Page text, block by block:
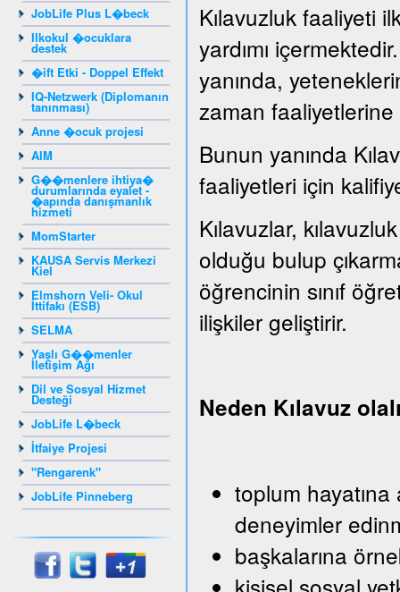
JobLife Plus L�beck
Ilkokul �ocuklara
destek
�ift Etki - Doppel Effekt
IQ-Netzwerk (Diplomanın
tanınması)
Anne �ocuk projesi
AIM
G��menlere ihtiya�
durumlarında eyalet -
�apında danışmanlık
hizmeti
MomStarter
KAUSA Servis Merkezi
Kiel
Elmshorn Veli- Okul
İttifakı (ESB)
SELMA
Yaşlı G��menler
İletişim Ağı
Dil ve Sosyal Hizmet
Desteği
JobLife L�beck
İtfaiye Projesi
"Rengarenk"
JobLife Pinneberg
Kılavuzluk faaliyeti
yardımı
yanında,
zaman faaliyetlerine
Bunun yanında
faaliyetleri için
Kılavuzlar,
olduğu bulup
öğrencinin sınıf
ilişkiler geliştirir.
Neden Kılavuz
toplum hayatına
deneyimler
başkalarına